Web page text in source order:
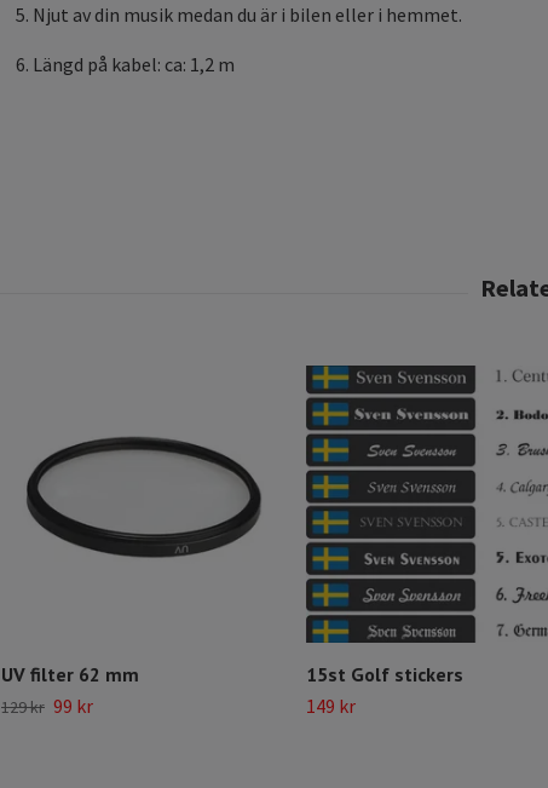
5. Njut av din musik medan du är i bilen eller i hemmet.
6. Längd på kabel: ca: 1,2 m
UV filter 62 mm
129 kr 99 kr
15st Golf stickers
149 kr